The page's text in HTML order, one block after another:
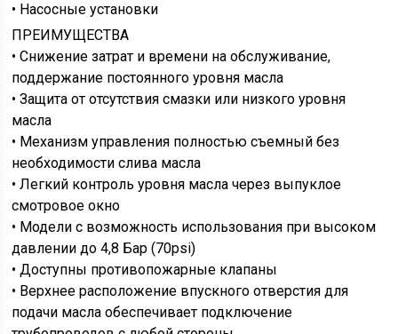
• Насосные установки
ПРЕИМУЩЕСТВА
• Снижение затрат и времени на обслуживание,
поддержание постоянного уровня масла
• Защита от отсутствия смазки или низкого уровня
масла
• Механизм управления полностью съемный без
необходимости слива масла
• Легкий контроль уровня масла через выпуклое
смотровое окно
• Модели с возможность использования при высоком
давлении до 4,8 Бар (70psi)
• Доступны противопожарные клапаны
• Верхнее расположение впускного отверстия для
подачи масла обеспечивает подключение